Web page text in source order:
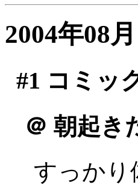
2004年08
#1 コミッ
＠ 朝起き
すっか